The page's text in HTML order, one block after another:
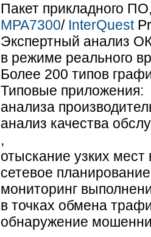
Пакет прикладного
МРА7300/ InterQuest
Экспертный анализ
в режиме реального
Более 200 типов
Типовые приложения:
анализа
анализ качества
,
отыскание узких мест
сетевое
мониторинг
в точках обмена
обнаружение